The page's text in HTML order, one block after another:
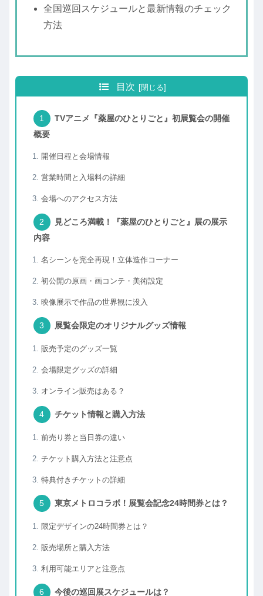
全国巡回スケジュールと最新情報のチェック
方法
目次
TVアニメ『薬屋のひとりごと』初展覧会の開催
概要
開催日程と会場情報
営業時間と入場料の詳細
会場へのアクセス方法
見どころ満載！『薬屋のひとりごと』展の展示
内容
名シーンを完全再現！立体造作コーナー
初公開の原画・画コンテ・美術設定
映像展示で作品の世界観に没入
展覧会限定のオリジナルグッズ情報
販売予定のグッズ一覧
会場限定グッズの詳細
オンライン販売はある？
チケット情報と購入方法
前売り券と当日券の違い
チケット購入方法と注意点
特典付きチケットの詳細
東京メトロコラボ！展覧会記念24時間券とは？
限定デザインの24時間券とは？
販売場所と購入方法
利用可能エリアと注意点
今後の巡回展スケジュールは？